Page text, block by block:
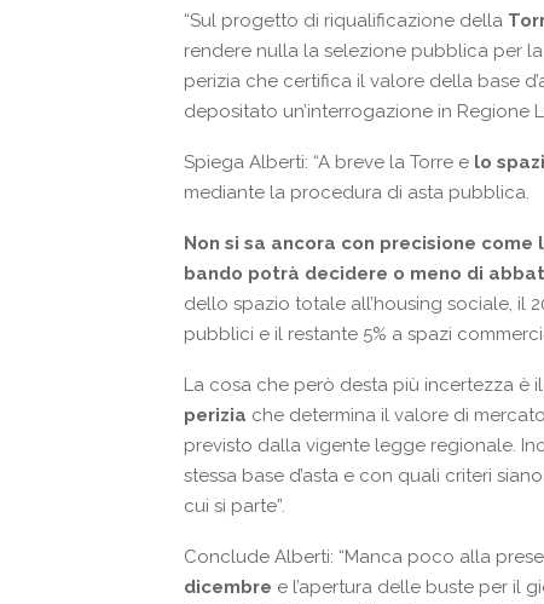
“Sul progetto di riqualificazione della
rendere nulla la selezione pubblica per
perizia che certifica il valore della base
depositato un’interrogazione in Regione
Spiega Alberti: “A breve la Torre e lo
mediante la procedura di asta pubblica.
Non si sa ancora con precisione
bando potrà decidere o meno di
dello spazio totale all’housing sociale, il
pubblici e il restante 5% a spazi
La cosa che però desta più incertezza è il
perizia che determina il valore di
previsto dalla vigente legge regionale.
stessa base d’asta e con quali criteri
cui si parte”.
Conclude Alberti: “Manca poco alla
dicembre e l’apertura delle buste per il